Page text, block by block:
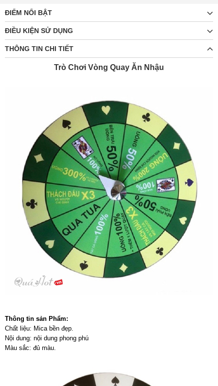
ĐIỂM NỔI BẬT
ĐIỀU KIỆN SỬ DỤNG
THÔNG TIN CHI TIẾT
Trò Chơi Vòng Quay Ăn Nhậu
Thông tin sản Phẩm:
Chất liệu: Mica bền đẹp.
Nội dung: nội dung phong phú
Màu sắc: đủ màu.